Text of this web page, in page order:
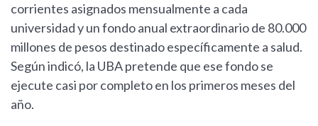
corrientes asignados mensualmente a cada
universidad y un fondo anual extraordinario de 80.000
millones de pesos destinado específicamente a salud.
Según indicó, la UBA pretende que ese fondo se
ejecute casi por completo en los primeros meses del
año.